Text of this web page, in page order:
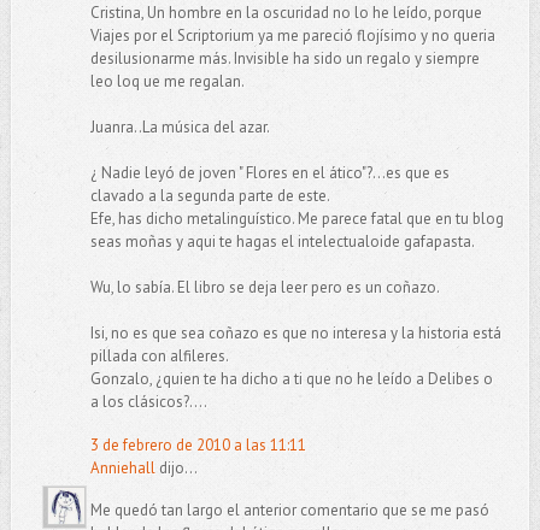
Cristina, Un hombre en la oscuridad no lo he leído, porque
Viajes por el Scriptorium ya me pareció flojísimo y no queria
desilusionarme más. Invisible ha sido un regalo y siempre
leo loq ue me regalan.
Juanra..La música del azar.
¿ Nadie leyó de joven " Flores en el ático"?...es que es
clavado a la segunda parte de este.
Efe, has dicho metalinguístico. Me parece fatal que en tu blog
seas moñas y aqui te hagas el intelectualoide gafapasta.
Wu, lo sabía. El libro se deja leer pero es un coñazo.
Isi, no es que sea coñazo es que no interesa y la historia está
pillada con alfileres.
Gonzalo, ¿quien te ha dicho a ti que no he leído a Delibes o
a los clásicos?....
3 de febrero de 2010 a las 11:11
Anniehalldijo...
Me quedó tan largo el anterior comentario que se me pasó